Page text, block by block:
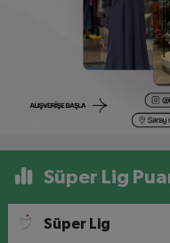
Süper Lig
Süper Lig